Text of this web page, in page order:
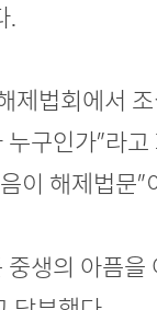
.
제법회에서
구인가”라
이 해제법문”
생의 아픔